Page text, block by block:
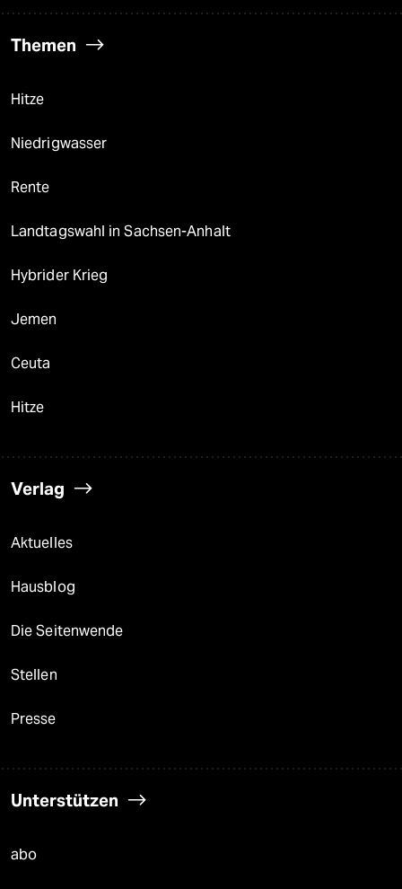
Themen
Hitze
Niedrigwasser
Rente
Landtagswahl in Sachsen-Anhalt
Hybrider Krieg
Jemen
Ceuta
Hitze
Verlag
Aktuelles
Hausblog
Die Seitenwende
Stellen
Presse
Unterstützen
abo